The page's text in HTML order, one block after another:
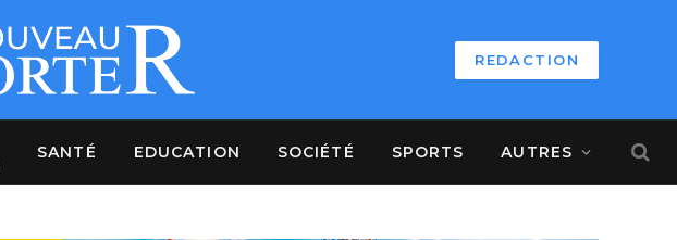
REDACTION
SANTÉ EDUCATION SOCIÉTÉ SPORTS AUTRES